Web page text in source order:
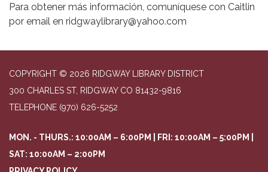
Para obtener más información, comuníquese con Caitlin
por email en ridgwaylibrary@yahoo.com
COPYRIGHT © 2026 RIDGWAY LIBRARY DISTRICT
300 CHARLES ST, RIDGWAY CO 81432-9816
TELEPHONE (970) 626-5252
MON. - THURS.: 10:00AM – 6:00PM | FRI: 10:00AM – 5:00PM |
SAT: 10:00AM – 2:00PM